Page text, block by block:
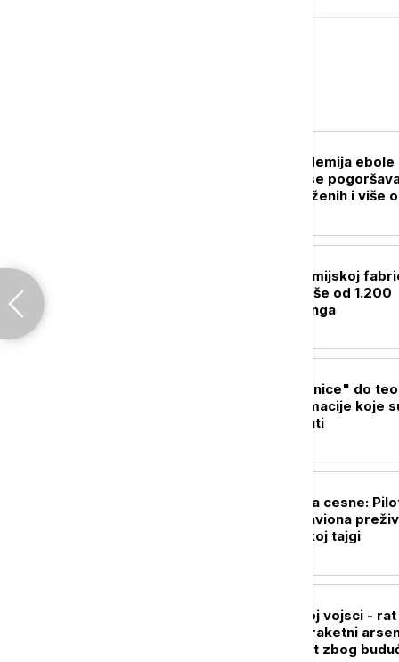
SZO: Najveća epidemija ebole
istoriji DR Konga se
skoro 4.000 zaraženih i više
Zbog požara u hemijskoj
Kini evakuisano više od 1.200
stanovnika Kunminga
Od "otvorene granice" do
zavere: Dezinformacije koje
pratile krizu u Seuti
Pronađena posada cesne:
nestalog ruskog aviona
dva dana u sibirskoj tajgi
Panika u američkoj vojsci - rat
Iranom ispraznio raketni
Vašington zabrinut zbog